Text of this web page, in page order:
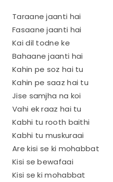
Taraane jaanti hai
Fasaane jaanti hai
Kai dil todne ke
Bahaane jaanti hai
Kahin pe soz hai tu
Kahin pe saaz hai tu
Jise samjha na koi
Vahi ek raaz hai tu
Kabhi tu rooth baithi
Kabhi tu muskuraai
Are kisi se ki mohabbat
Kisi se bewafaai
Kisi se ki mohabbat